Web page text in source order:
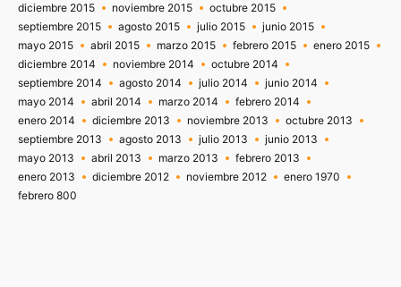
diciembre 2015
noviembre 2015
octubre 2015
septiembre 2015
agosto 2015 julio 2015
junio 2015
mayo 2015
abril 2015 marzo 2015 febrero 2015
enero 2015
diciembre 2014
noviembre 2014
octubre 2014
septiembre 2014
agosto 2014 julio 2014
junio 2014
mayo 2014
abril 2014 marzo 2014
febrero 2014
enero 2014
diciembre 2013 noviembre 2013
octubre 2013
septiembre 2013
agosto 2013 julio 2013
junio 2013
mayo 2013
abril 2013 marzo 2013
febrero 2013
enero 2013
diciembre 2012 noviembre 2012
enero 1970
febrero 800